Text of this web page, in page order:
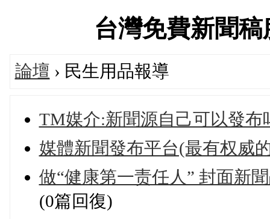
台灣免費新聞
論壇 › 民生用品報導
TM媒介:新聞源自己可以發布
媒體新聞發布平台(最有权威
做“健康第一责任人” 封面新
(0篇回復)